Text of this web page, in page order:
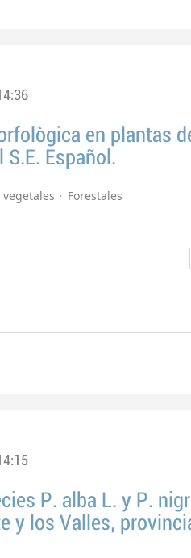
en plantas
S.E. Español.
Forestales
P. alba L. y P.
y los Valles,